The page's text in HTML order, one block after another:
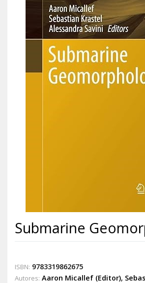
Submarine
ISBN: 9783319862675
Autores: Aaron Micallef (Editor),